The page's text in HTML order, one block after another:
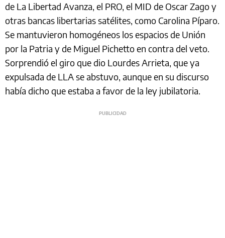
de La Libertad Avanza, el PRO, el MID de Oscar Zago y
otras bancas libertarias satélites, como Carolina Píparo.
Se mantuvieron homogéneos los espacios de Unión
por la Patria y de Miguel Pichetto en contra del veto.
Sorprendió el giro que dio Lourdes Arrieta, que ya
expulsada de LLA se abstuvo, aunque en su discurso
había dicho que estaba a favor de la ley jubilatoria.